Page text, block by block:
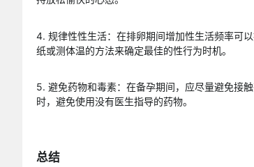
4. 规律性性生活：在排卵期间增加性生活频率可
纸或测体温的方法来确定最佳的性行为时机。
5. 避免药物和毒素：在备孕期间，应尽量避免接
时，避免使用没有医生指导的药物。
总结